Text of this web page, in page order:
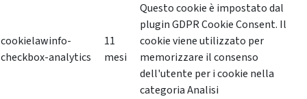
cookielawinfo-
checkbox-analytics
11
mesi
Questo cookie è impostato dal
plugin GDPR Cookie Consent. Il
cookie viene utilizzato per
memorizzare il consenso
dell'utente per i cookie nella
categoria Analisi